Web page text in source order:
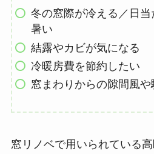
冬の窓際が冷える／日
暑い
結露やカビが気になる
冷暖房費を節約したい
窓まわりからの隙間風
窓リノベで用いられている